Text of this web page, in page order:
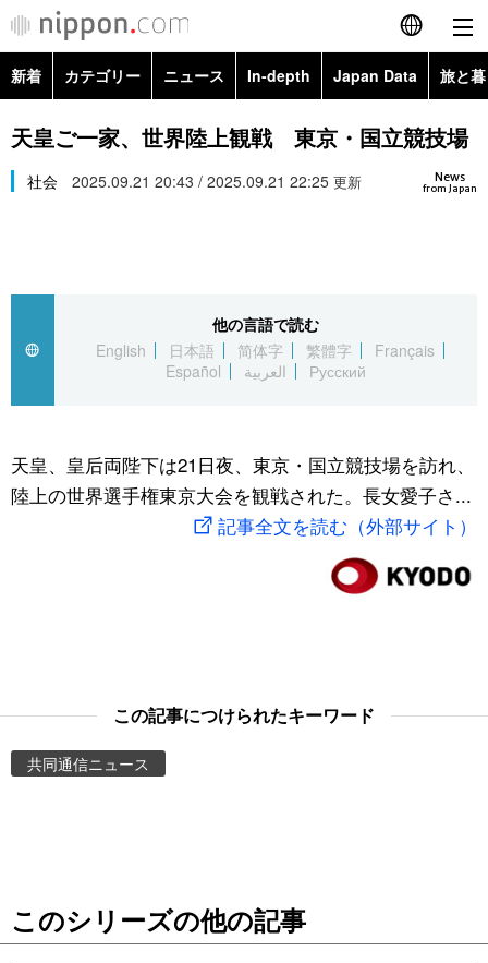
English
简体字
繁體字
العربية
社会
スポーツ・東京2020
旅と暮らし
Images
新着 カテゴリー ニュース In-depth Japan Data 旅と
政治・外交
経済・ビジネス
社会
文化
科学・技術
暮らし
Topics
Images
お知らせ
天皇ご一家、世界陸上観戦 東京・国立競技場
News
from Japan
社会 2025.09.21 20:43 / 2025.09.21 22:25 更新
他の言語で読む
English
日本語 简体字 繁體字
Français
Español
العربية Русский
天皇、皇后両陛下は21日夜、東京・国立競技場を訪れ、
陸上の世界選手権東京大会を観戦された。長女愛子さ...
記事全文を読む（外部サイト）
この記事につけられたキーワード
共同通信ニュース
このシリーズの他の記事